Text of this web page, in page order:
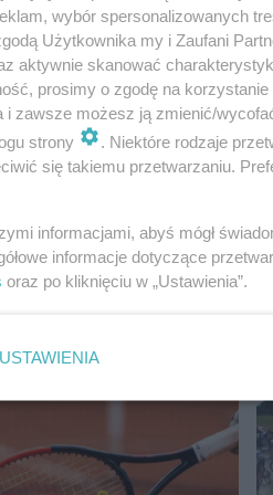
all inclusive, nad
ciepłymi wodami
stronie
ESKA odwołuje zimę >>
Radio Eska
wybór spersonalizowanych
Użytkownika my i Zaufani
aktywnie skanować
prosimy o zgodę na
i zawsze możesz ją zmienić/
strony
. Niektóre rodzaje
się takiemu przetwarzaniu.
informacjami, abyś mógł
informacje dotyczące
oraz po kliknięciu w „Ustawienia”.
USTAWIENIA